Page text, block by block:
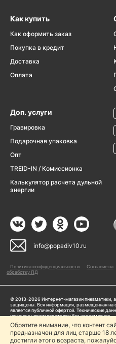
Как купить
Как оформить заказ
Покупка в кредит
Доставка
Оплата
Доп. услуги
Гравировка
Подарочная упаковка
Опт
TREID-IN / Комиссионка
Калькулятор расчета дульной
энергии
info@popadiv10.ru
Политика конфиденциальности
Согласие на
обработку ПД
© 2013-2026 Интернет-магазин пневматики,
защищены. Вся информация, размещенная на
является публичной офертой. Технические
изменены производителем без уведомления
ИП Жарук Александр Сергеевич, ОГРНИП:
Пользуясь сайтом Popadiv10.ru, пользователь
прописанными в
Политике конфиденциальности
Обратите внимание, что контент
предназначен для лиц старше 18
достигли этого возраста,